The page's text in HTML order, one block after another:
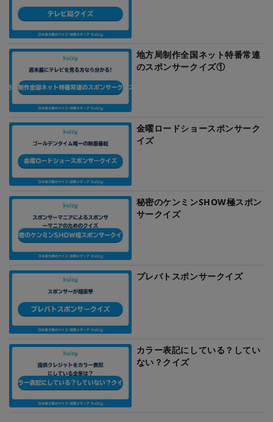
地方局制作全国ネット特番常連
のスポンサークイズ①
金曜ロードショースポンサーク
イズ
秘密のケンミンSHOW極スポン
サークイズ
プレバトスポンサークイズ
カラー表記にしている？してい
ない？クイズ